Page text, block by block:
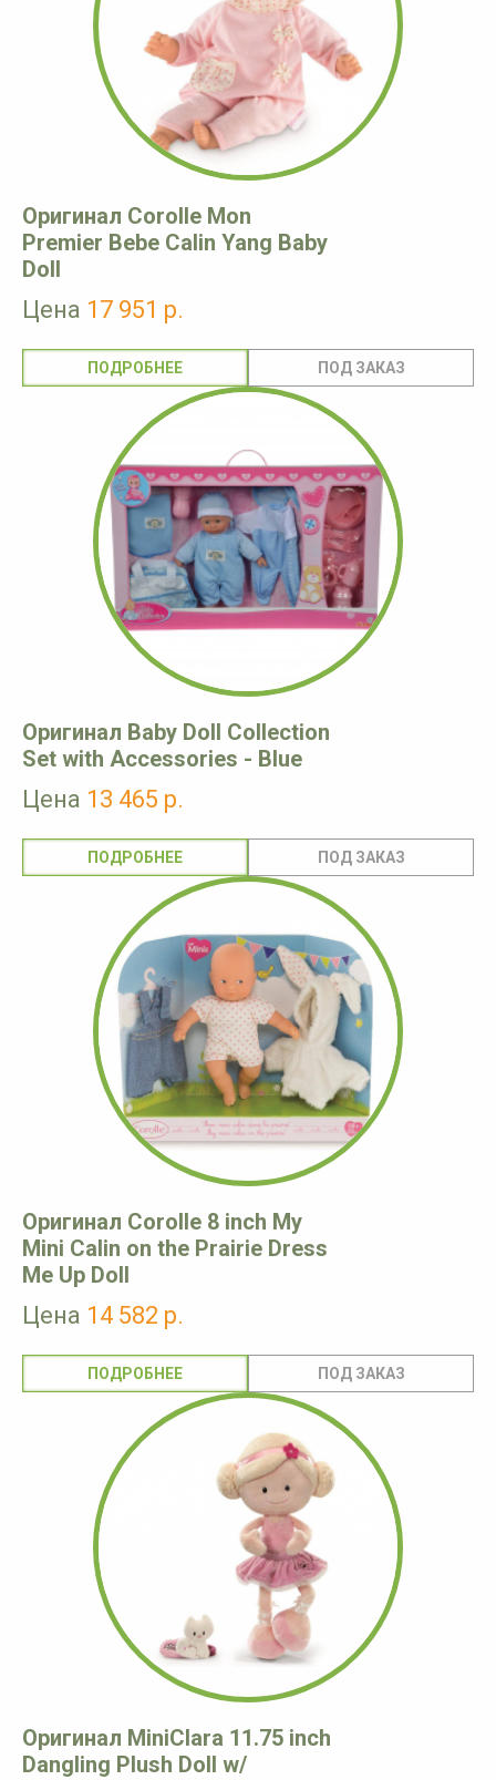
Оригинал Corolle Mon
Premier Bebe Calin Yang Baby
Doll
Цена 17 951 р.
ПОДРОБНЕЕ
Оригинал Baby Doll Collection
Set with Accessories - Blue
Цена 13 465 р.
ПОДРОБНЕЕ
Оригинал Corolle 8 inch My
Mini Calin on the Prairie Dress
Me Up Doll
Цена 14 582 р.
ПОДРОБНЕЕ
Оригинал MiniClara 11.75 inch
Dangling Plush Doll w/